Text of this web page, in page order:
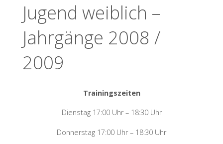
Jugend weiblich –
Jahrgänge 2008 /
2009
Trainingszeiten
Dienstag 17:00 Uhr – 18:30 Uhr
Donnerstag 17:00 Uhr – 18:30 Uhr